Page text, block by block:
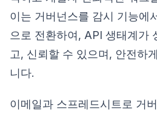
이는 거버넌스를 감시 기능에
으로 전환하여, API 생태계가
고, 신뢰할 수 있으며, 안전하
니다.
이메일과 스프레드시트로 거